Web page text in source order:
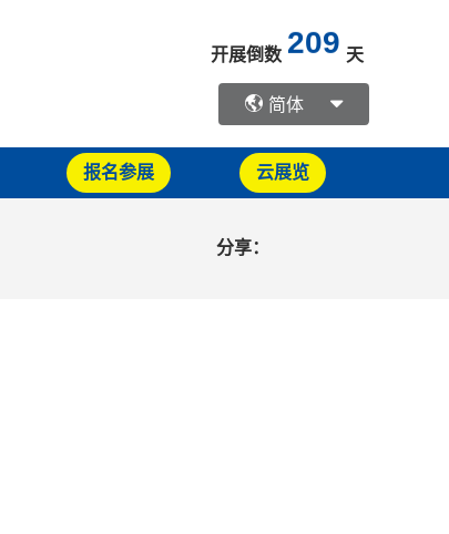
开展倒数 209 天
简体
报名参展 云展览
分享：